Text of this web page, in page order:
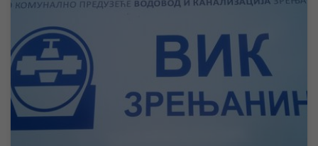
У уторак,07.06.2016. године, вршиће се проба рада агрегата
који, у случају нестанка електричне енергије, напајају струјом
бунарске пумпе које снабдевају град водом. Из тог разлога у
временском периоду од 9 до 11 часова на теритирији целог
града доћи ће до пада притиска у водоводној мрежи који ће на
вишим спратовима […]